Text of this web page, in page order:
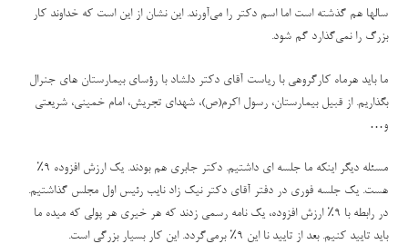
سالها هم گذشته است اما اسم دکتر را می‌آورند. این نشان از این است که خداوند کار
بزرگ را نمی‌گذارد گم شود.
ما باید هرماه کارگروهی با ریاست آقای دکتر دلشاد با رؤسای بیمارستان های جنرال
بگذاریم. از قبیل بیمارستان، رسول اکرم(ص)، شهدای تجریش، امام خمینی، شریعتی
و…
مسئله دیگر اینکه ما جلسه ای داشتیم. دکتر جابری هم بودند. یک ارزش افزوده ۹
٪
هست. یک جلسه فوری در دفتر آقای دکتر نیک زاد نایب رئیس اول مجلس گذاشتیم.
در رابطه با ۹
٪ ارزش افزوده، یک نامه رسمی زدند که هر خیری هر پولی که میده ما
باید تایید کنیم. بعد از تایید نا این ۹
٪ برمی‌گردد. این کار بسیار بزرگی است.